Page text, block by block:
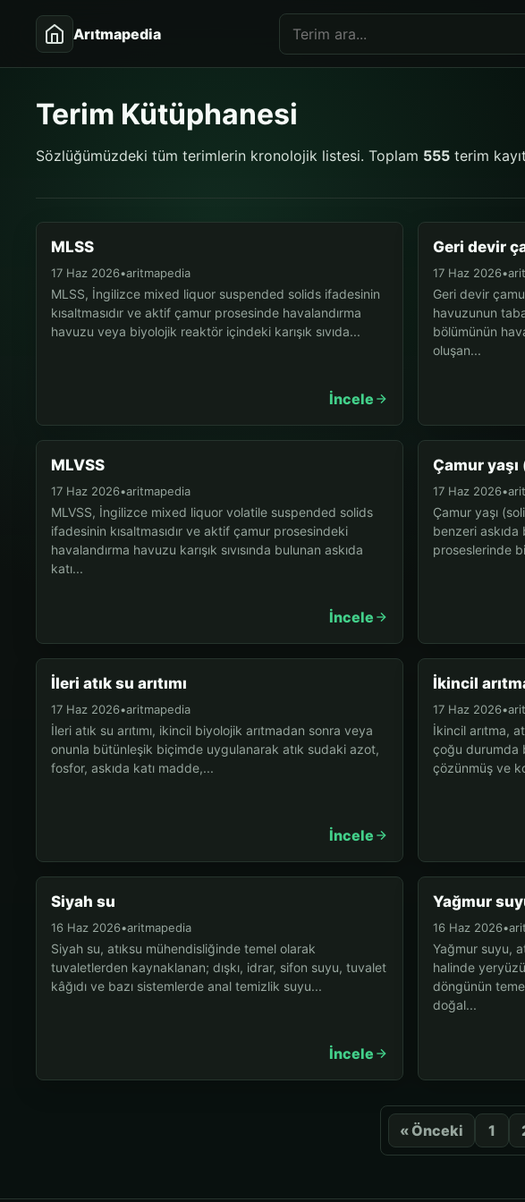
Arıtmapedia
Terim Kütüphanesi
Sözlüğümüzdeki tüm terimlerin kronolojik listesi. Toplam 555 terim
MLSS
17 Haz 2026•aritmapedia
MLSS, İngilizce mixed liquor suspended solids ifadesinin
kısaltmasıdır ve aktif çamur prosesinde havalandırma
havuzu veya biyolojik reaktör içindeki karışık sıvıda...
İncele
Geri devir
17 Haz 2026•
Geri devir
havuzunun
bölümünün
oluşan...
MLVSS
17 Haz 2026•aritmapedia
MLVSS, İngilizce mixed liquor volatile suspended solids
ifadesinin kısaltmasıdır ve aktif çamur prosesindeki
havalandırma havuzu karışık sıvısında bulunan askıda
katı...
İncele
Çamur
17 Haz 2026•
Çamur yaşı
benzeri askıda
proseslerinde
İleri atık su arıtımı
17 Haz 2026•aritmapedia
İleri atık su arıtımı, ikincil biyolojik arıtmadan sonra veya
onunla bütünleşik biçimde uygulanarak atık sudaki azot,
fosfor, askıda katı madde,...
İncele
İkincil
17 Haz 2026•
İkincil arıtma,
çoğu durumda
çözünmüş ve
Siyah su
16 Haz 2026•aritmapedia
Siyah su, atıksu mühendisliğinde temel olarak
tuvaletlerden kaynaklanan; dışkı, idrar, sifon suyu, tuvalet
kâğıdı ve bazı sistemlerde anal temizlik suyu...
İncele
Yağmur
16 Haz 2026•
Yağmur suyu,
halinde
döngünün
doğal...
« Önceki 1